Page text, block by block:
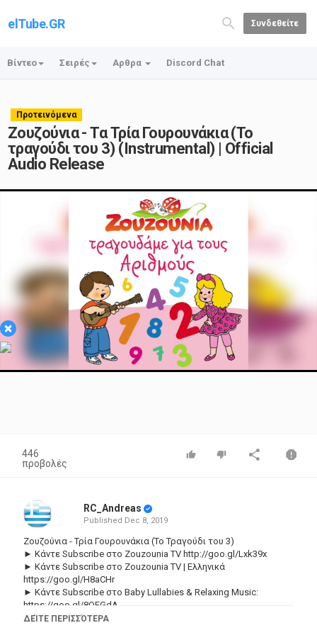
elTube.GR Συνδεθείτε
Βίντεο Σειρές Αρθρα Discord Chat
Προτεινόμενα
Ζουζούνια - Τα Τρία Γουρουνάκια (Το
τραγούδι του 3) (Instrumental) | Official
Audio Release
×
Play
Video
446
προβολές
RC_Andreas
Published Dec 8, 2019
Ζουζούνια - Τρία Γουρουνάκια (Το Τραγούδι του 3)
► Κάντε Subscribe στο Zouzounia TV http://goo.gl/Lxk39x
► Κάντε Subscribe στο Zouzounia TV | Ελληνικά
https://goo.gl/H8aCHr
► Κάντε Subscribe στο Baby Lullabies & Relaxing Music:
https://goo.gl/8QFGdA
ΔΕΊΤΕ ΠΕΡΙΣΣΌΤΕΡΑ